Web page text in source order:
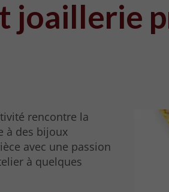
joaillerie
rencontre la
à des bijoux
avec une passion
à quelques